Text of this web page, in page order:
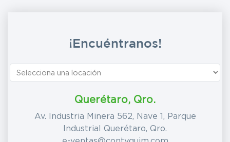
¡Encuéntranos!
Querétaro, Qro.
Av. Industria Minera 562, Nave 1, Parque
Industrial Querétaro, Qro.